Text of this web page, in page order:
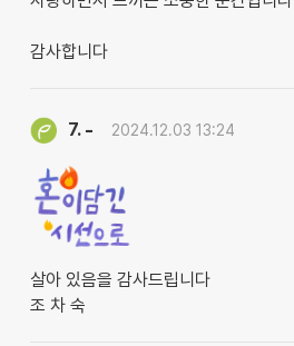
감사합니다
7. - 2024.12.03 13:24
살아 있음을 감사드립니다
조 차 숙